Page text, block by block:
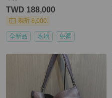
TWD 188,000
現折 8,000
全新品 本地 免運